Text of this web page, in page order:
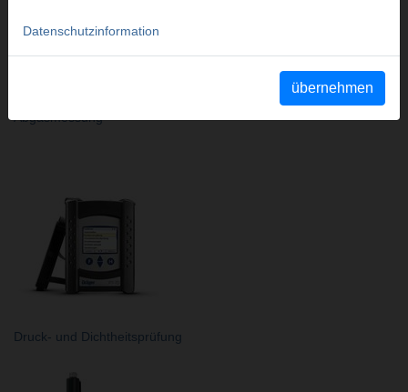
Abgasmessung
Druck- und Dichtheitsprüfung
Datenschutzinformation
übernehmen